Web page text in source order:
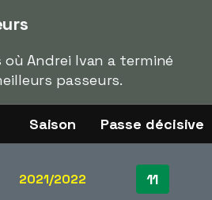
Andrei Ivan a terminé
passeurs.
Saison Passe décisive
2021/2022 11